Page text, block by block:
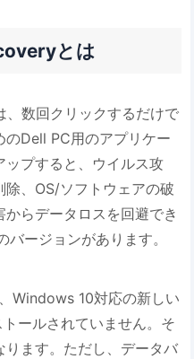
とは
、数回クリックするだけで
Dell PC用のアプリケー
ップすると、ウイルス攻
、OS/ソフトウェアの破
らデータロスを回避でき
ージョンがあります。
Windows 10対応の新しい
ールされていません。そ
ます。ただし、データバ